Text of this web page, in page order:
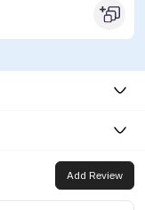
Add Review